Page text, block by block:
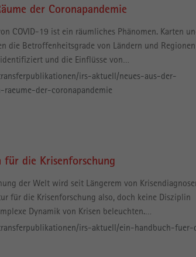
der Coronapandemie
COVID-19 ist ein räumliches Phänomen. Karten
die Betroffenheitsgrade von Ländern und
und die Einflüsse von…
irs-aktuell/neues-aus-der-
raeume-der-coronapandemie
für die Krisenforschung
der Welt wird seit Längerem von
für die Krisenforschung also, doch keine Disziplin
Dynamik von Krisen beleuchten.…
irs-aktuell/ein-handbuch-